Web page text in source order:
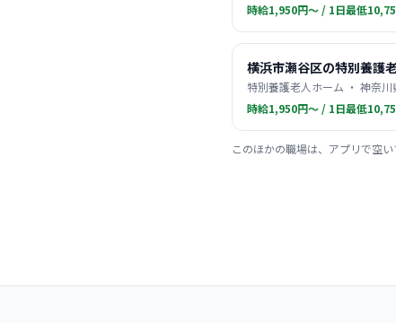
時給1,950円〜 / 1日最低
横浜市瀬谷区の特別養護
特別養護老人ホーム ・ 神奈
時給1,950円〜 / 1日最低
このほかの職場は、アプリで空